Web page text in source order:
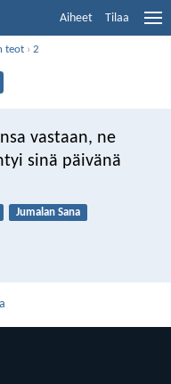
Aiheet Tilaa
teot ›2
vastaan, ne
sinä päivänä
Jumalan Sana